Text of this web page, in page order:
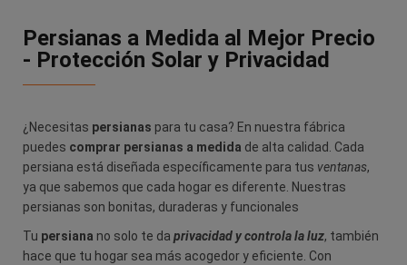
Persianas a Medida al Mejor Precio
- Protección Solar y Privacidad
¿Necesitas persianas para tu casa? En nuestra fábrica
puedes comprar persianas a medida de alta calidad. Cada
persiana está diseñada específicamente para tus ventanas,
ya que sabemos que cada hogar es diferente. Nuestras
persianas son bonitas, duraderas y funcionales
Tu persiana no solo te da privacidad y controla la luz, también
hace que tu hogar sea más acogedor y eficiente. Con